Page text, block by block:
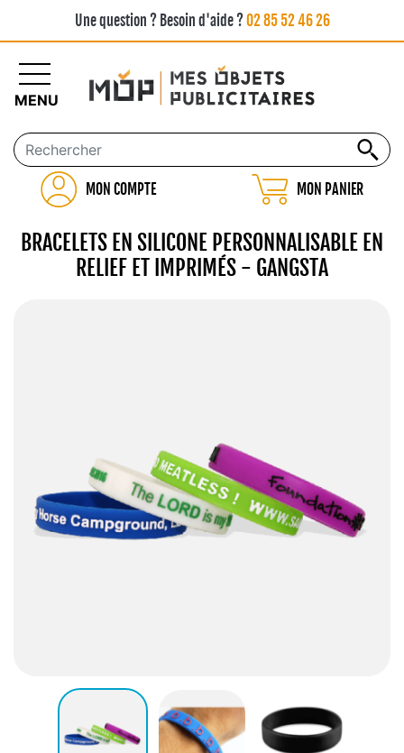
Une question ? Besoin d'aide ?02 85 52 46 26
MON COMPTE MON PANIER
MENU
BRACELETS EN SILICONE PERSONNALISABLE EN
RELIEF ET IMPRIMÉS - GANGSTA